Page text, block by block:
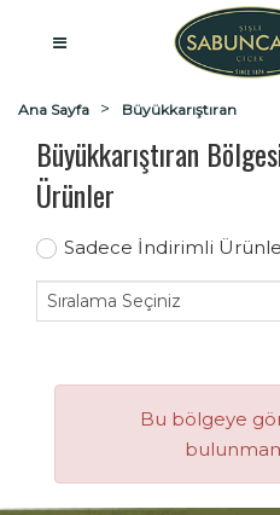
Ana Sayfa Büyükkarıştıran
Büyükkarıştıran
Ürünler
Sadece İndirimli
Bu bölgeye